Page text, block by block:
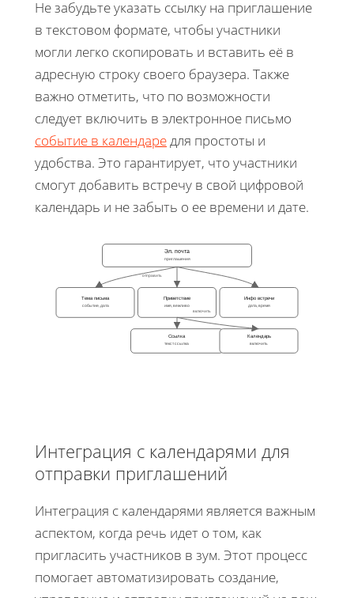
Не забудьте указать ссылку на приглашение
в текстовом формате, чтобы участники
могли легко скопировать и вставить её в
адресную строку своего браузера. Также
важно отметить, что по возможности
следует включить в электронное письмо
событие в календаредля простоты и
удобства. Это гарантирует, что участники
смогут добавить встречу в свой цифровой
календарь и не забыть о ее времени и дате.
Эл. почта
приглашения
Тема письма
событие, дата
Приветствие
имя, вежливо
Инфо встречи
дата, время
Ссылка
текст ссылка
Календарь
включить
отправить
включить
Интеграция с календарями для
отправки приглашений
Интеграция с календарями является важным
аспектом, когда речь идет о том, как
пригласить участников в зум. Этот процесс
помогает автоматизировать создание,